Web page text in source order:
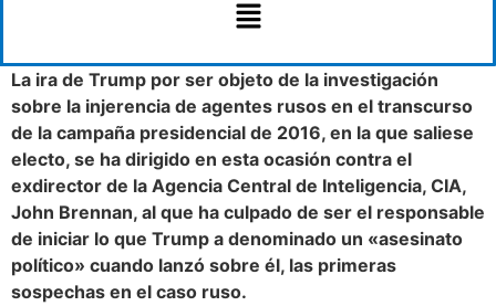
La ira de Trump por ser objeto de la investigación
sobre la injerencia de agentes rusos en el transcurso
de la campaña presidencial de 2016, en la que saliese
electo, se ha dirigido en esta ocasión contra el
exdirector de la Agencia Central de Inteligencia, CIA,
John Brennan, al que ha culpado de ser el responsable
de iniciar lo que Trump a denominado un «asesinato
político» cuando lanzó sobre él, las primeras
sospechas en el caso ruso.